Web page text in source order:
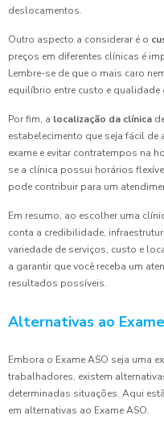
deslocamentos.
Outro aspecto a considerar é o
preços em diferentes clínicas é
Lembre-se de que o mais caro
equilíbrio entre custo e qualidade
Por fim, a localização da clínica
estabelecimento que seja fácil
exame e evitar contratempos na
se a clínica possui horários
pode contribuir para um
Em resumo, ao escolher uma
conta a credibilidade,
variedade de serviços, custo e
a garantir que você receba um
resultados possíveis.
Alternativas ao
Embora o Exame ASO seja uma
trabalhadores, existem
determinadas situações. Aqui
em alternativas ao Exame ASO.